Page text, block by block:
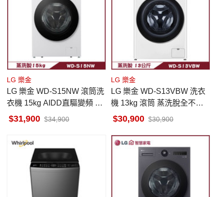
LG 樂金
LG 樂金 WD-S15NW 滾筒洗
衣機 15kg AIDD直驅變頻 蒸
氣洗 殺菌除螨
31,900 34,900
LG 樂金
LG 樂金 WD-S13VBW 洗衣
機 13kg 滾筒 蒸洗脫全不鏽
鋼筒槽與攪拌翼
30,900 30,900